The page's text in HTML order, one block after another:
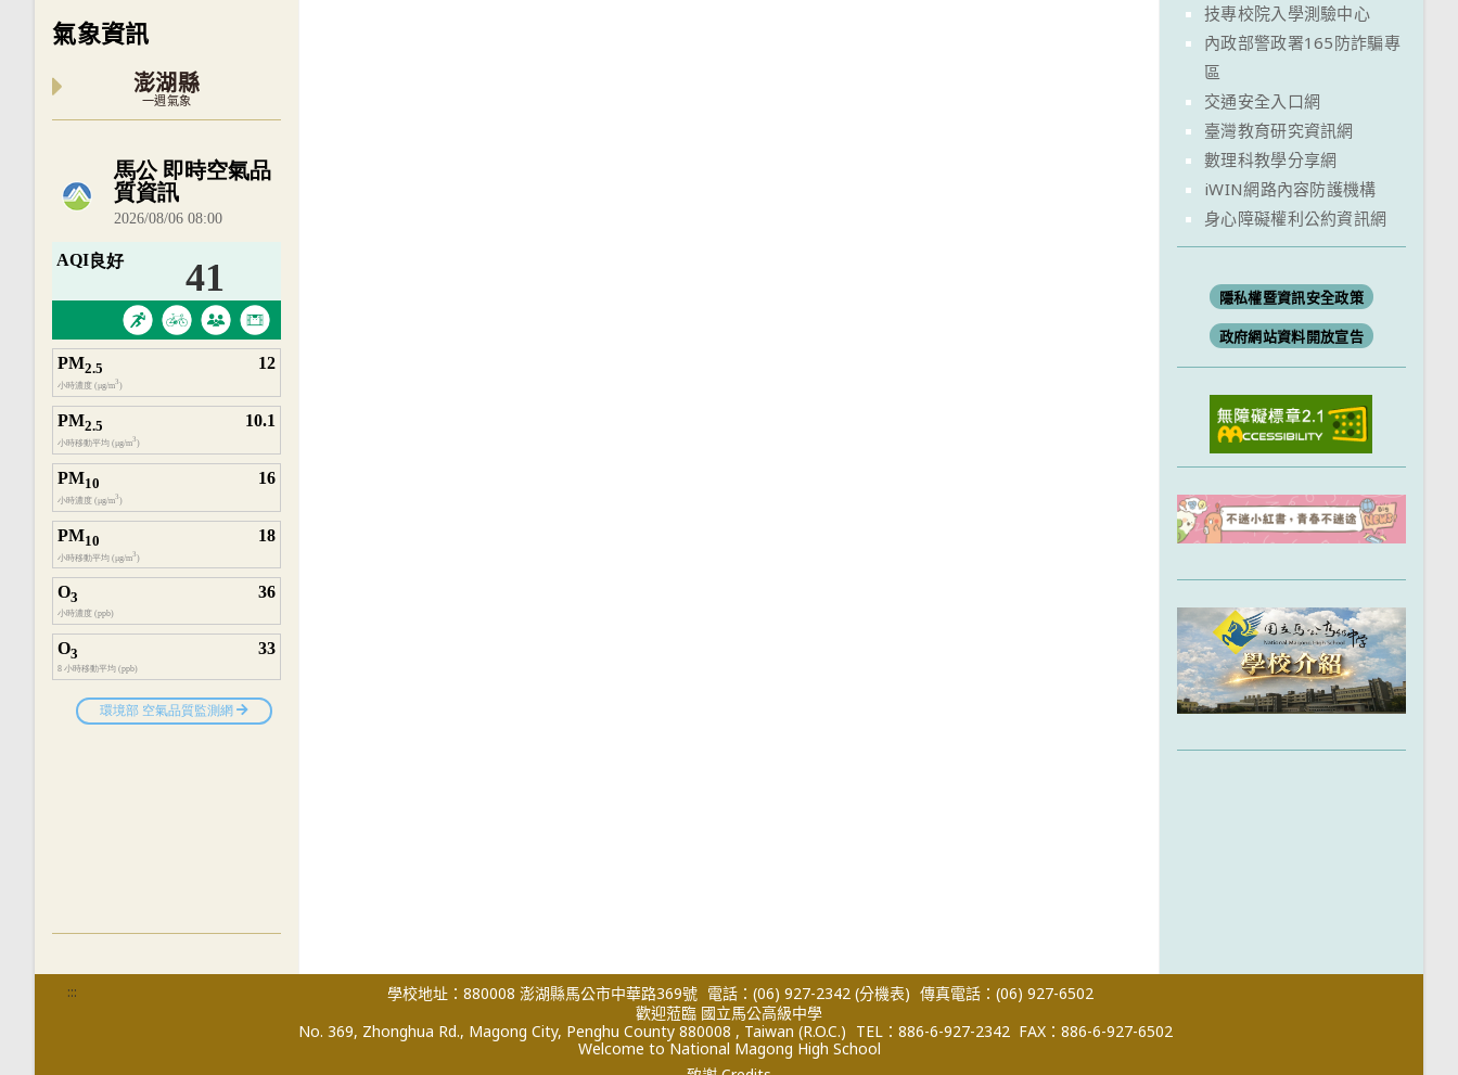
氣象資訊
澎湖縣
一週氣象
內嵌空氣品質小工具為視覺預覽，完整即時空氣品質資料請開啟
技專校院入學測驗中心
內政部警政署165防詐騙專
區
交通安全入口網
臺灣教育研究資訊網
數理科教學分享網
iWIN網路內容防護機構
身心障礙權利公約資訊網
隱私權暨資訊安全政策
政府網站資料開放宣告
::: 學校地址：880008 澎湖縣馬公市中華路369號 電話：(06) 927-2342 (分機表) 傳真電話：(06) 927-6502
歡迎蒞臨 國立馬公高級中學
No. 369, Zhonghua Rd., Magong City, Penghu County 880008 , Taiwan (R.O.C.) TEL：886-6-927-2342 FAX：886-6-927-6502
Welcome to National Magong High School